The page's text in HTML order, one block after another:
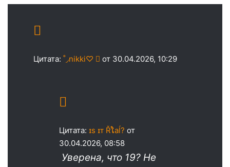
Цитата: ˚◞nikki♡ ⃗ от 30.04.2026, 10:29
Цитата: ɪs ɪᴛ Řໂaĺ? от
30.04.2026, 08:58
Уверена, что 19? Не